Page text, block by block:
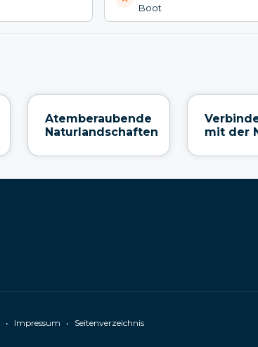
Boot
Atemberaubende
Naturlandschaften
mit der
• Impressum • Seitenverzeichnis